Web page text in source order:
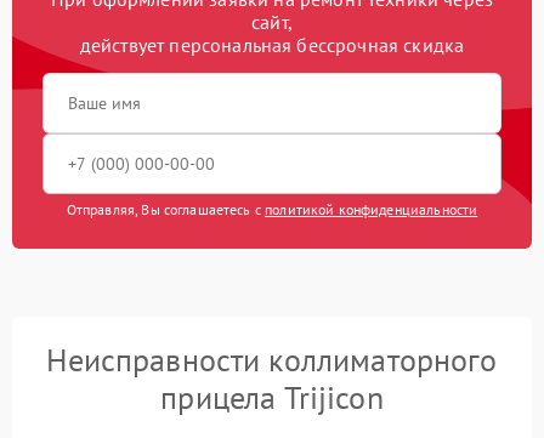
сайт,
действует персональная бессрочная скидка
Отправляя, Вы соглашаетесь с политикой конфиденциальности
Неисправности коллиматорного
прицела Trijicon